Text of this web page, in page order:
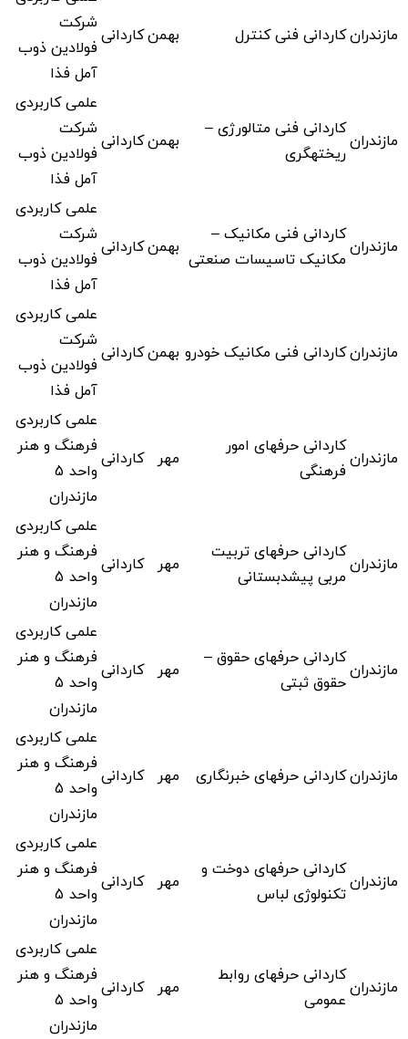
مازندرانکاردانی فنی کنترل بهمنکاردانیشرکت
فولادین ذوب
آمل فذا
مازندرانکاردانی فنی متالورژی –
ریختهگری
بهمنکاردانی
علمی کاربردی
شرکت
فولادین ذوب
آمل فذا
مازندرانکاردانی فنی مکانیک –
مکانیک تاسیسات صنعتی بهمنکاردانی
علمی کاربردی
شرکت
فولادین ذوب
آمل فذا
مازندرانکاردانی فنی مکانیک خودرو بهمنکاردانی
علمی کاربردی
شرکت
فولادین ذوب
آمل فذا
مازندرانکاردانی حرفهای امور
فرهنگی
مهر کاردانی
علمی کاربردی
فرهنگ و هنر
واحد 5
مازندران
مازندرانکاردانی حرفهای تربیت
مربی پیشدبستانی
مهر کاردانی
علمی کاربردی
فرهنگ و هنر
واحد 5
مازندران
مازندرانکاردانی حرفهای حقوق –
حقوق ثبتی
مهر کاردانی
علمی کاربردی
فرهنگ و هنر
واحد 5
مازندران
مازندرانکاردانی حرفهای خبرنگاری مهر کاردانی
علمی کاربردی
فرهنگ و هنر
واحد 5
مازندران
مازندرانکاردانی حرفهای دوخت و
تکنولوژی لباس
مهر کاردانی
علمی کاربردی
فرهنگ و هنر
واحد 5
مازندران
مازندرانکاردانی حرفهای روابط
عمومی
مهر کاردانی
علمی کاربردی
فرهنگ و هنر
واحد 5
مازندران